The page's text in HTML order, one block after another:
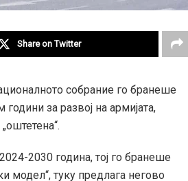
Share on Twitter
собрание го бранеше
за развој на армијата,
2030 година, тој го бранеше
модел“, туку предлага негово